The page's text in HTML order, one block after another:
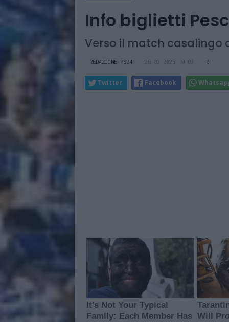
Info biglietti
Verso il match casalingo
REDAZIONE PS24 26.02.2025 10:03 0
Twitter Facebook